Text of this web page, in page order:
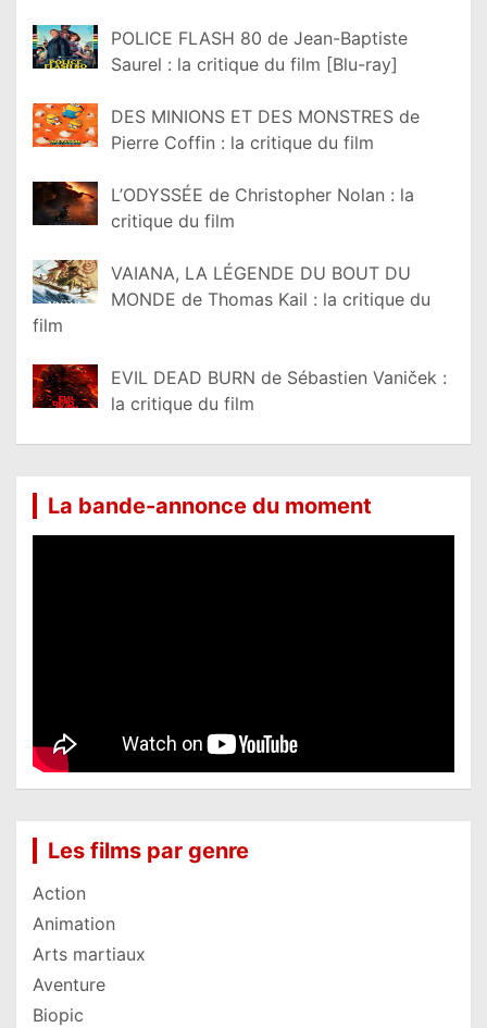
POLICE FLASH 80 de Jean-Baptiste
Saurel : la critique du film [Blu-ray]
DES MINIONS ET DES MONSTRES de
Pierre Coffin : la critique du film
L’ODYSSÉE de Christopher Nolan : la
critique du film
VAIANA, LA LÉGENDE DU BOUT DU
MONDE de Thomas Kail : la critique du
film
EVIL DEAD BURN de Sébastien Vaniček :
la critique du film
La bande-annonce du moment
Les films par genre
Action
Animation
Arts martiaux
Aventure
Biopic